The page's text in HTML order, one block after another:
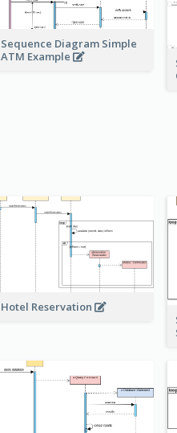
Sequence Diagram Simple
ATM Example
Hotel Reservation